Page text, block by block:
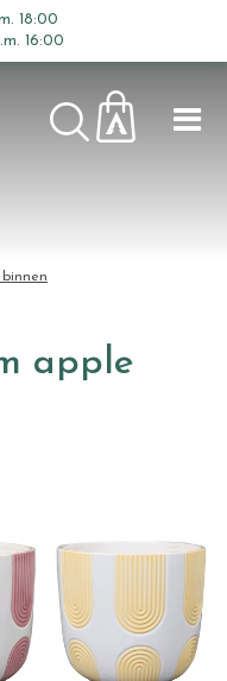
18:00
16:00
apple